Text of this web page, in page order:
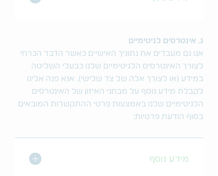
ג. אינטרסים לגיטימיים
אנו גם מעבדים את נתוניך האישיים כאשר הדבר הכרחי
לצורך האינטרסים הלגיטימיים שלנו כבעלי השליטה
במידע (או לצורך אלה של צד שלישי). אנא פנה אלינו
לקבלת מידע נוסף על מבחני האיזון של האינטרסים
הלגיטימיים שלנו באמצעות פרטי ההתקשרות המובאים
בסוף הודעת פרטיות:
מידע נוסף מתג הרחב/